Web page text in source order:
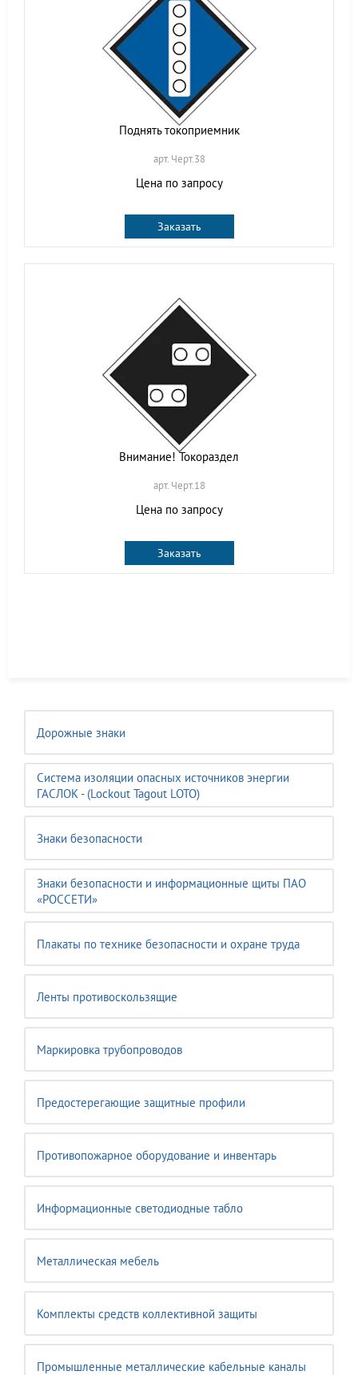
Дорожные знаки
Система изоляции опасных источников энергии
ГАСЛОК - (Lockout Tagout LOTO)
Знаки безопасности
Знаки безопасности и информационные щиты ПАО
«РОССЕТИ»
Плакаты по технике безопасности и охране труда
Ленты противоскользящие
Маркировка трубопроводов
Предостерегающие защитные профили
Противопожарное оборудование и инвентарь
Информационные светодиодные табло
Металлическая мебель
Комплекты средств коллективной защиты
Промышленные металлические кабельные каналы
Поднять токоприемник
арт. Черт.38
Цена по запросу
Заказать
Внимание! Токораздел
арт. Черт.18
Цена по запросу
Заказать